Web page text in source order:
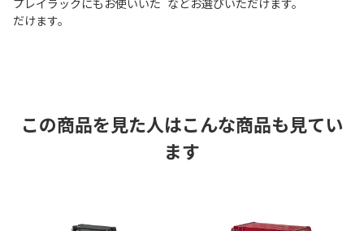
だけます。
この商品を見た人はこんな商品も見てい
ます